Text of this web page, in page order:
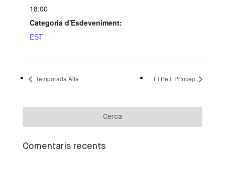
18:00
Categoria d'Esdeveniment:
EST
Temporada Alta El Petit Príncep
Comentaris recents